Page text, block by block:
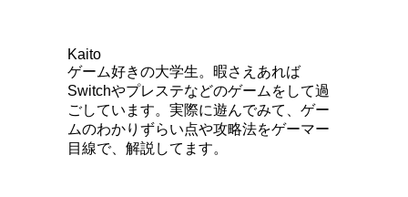
Kaito
ゲーム好きの大学生。暇さえあれば
Switchやプレステなどのゲームをして過
ごしています。実際に遊んでみて、ゲー
ムのわかりずらい点や攻略法をゲーマー
目線で、解説してます。